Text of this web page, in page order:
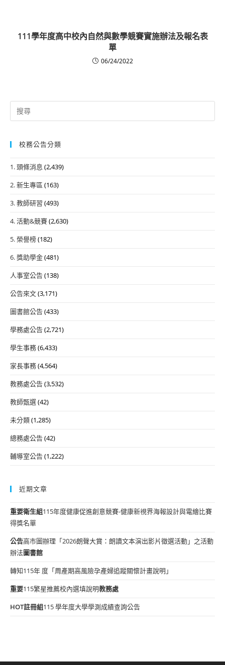
111學年度高中校內自然與數學競賽實施辦法及報名表
單
06/24/2022
Search
for:
校務公告分類
1. 頭條消息 (2,439)
2. 新生專區 (163)
3. 教師研習 (493)
4. 活動&競賽(2,630)
5. 榮譽榜(182)
6. 獎助學金(481)
人事室公告(138)
公告來文(3,171)
圖書館公告(433)
學務處公告(2,721)
學生事務(6,433)
家長事務(4,564)
教務處公告(3,532)
教師甄選(42)
未分類(1,285)
總務處公告(42)
輔導室公告(1,222)
近期文章
重要衛生組115年度健康促進創意競賽-健康新視界海報設計與電繪比賽
得獎名單
公告高市圖辦理「2026朗聲大賞：朗讀文本演出影片徵選活動」之活動
辦法圖書館
轉知115年 度「周產期高風險孕產婦追蹤關懷計畫說明」
重要115繁星推薦校內選填說明教務處
HOT註冊組115 學年度大學學測成績查詢公告